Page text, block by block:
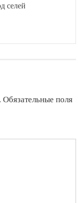
селей
Обязательные поля